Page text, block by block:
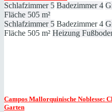
Schlafzimmer 5 Badezimmer 4
Fläche 505 m²
Schlafzimmer 5 Badezimmer 4
Fläche 505 m² Heizung
Campos Mallorquinische Noblesse:
Garten